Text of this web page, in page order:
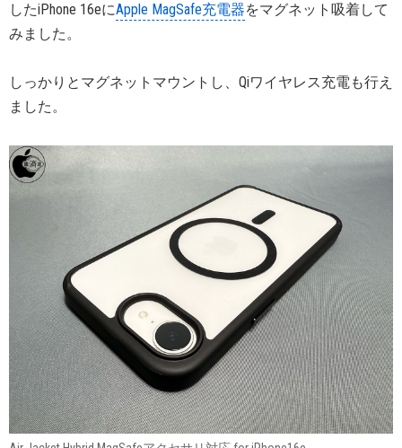
したiPhone 16eにApple MagSafe充電器をマグネット吸着して
みました。
しっかりとマグネットマウントし、Qiワイヤレス充電も行え
ました。